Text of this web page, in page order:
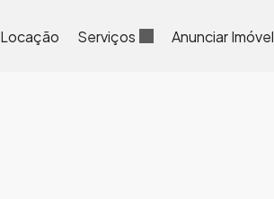
Anunciar Imóvel
Serviços
Locação